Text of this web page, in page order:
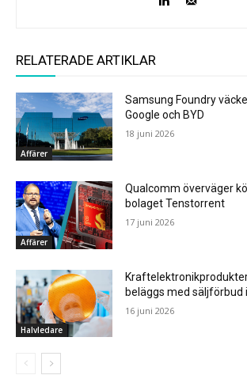
RELATERADE ARTIKLAR
Affärer
Samsung Foundry
Google och BYD
18 juni 2026
Affärer
Qualcomm överväger
bolaget Tenstorrent
17 juni 2026
Halvledare
beläggs med säljförbud
16 juni 2026